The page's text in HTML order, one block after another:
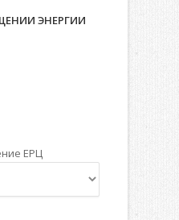
ЭНЕРГИИ
ЕРЦ